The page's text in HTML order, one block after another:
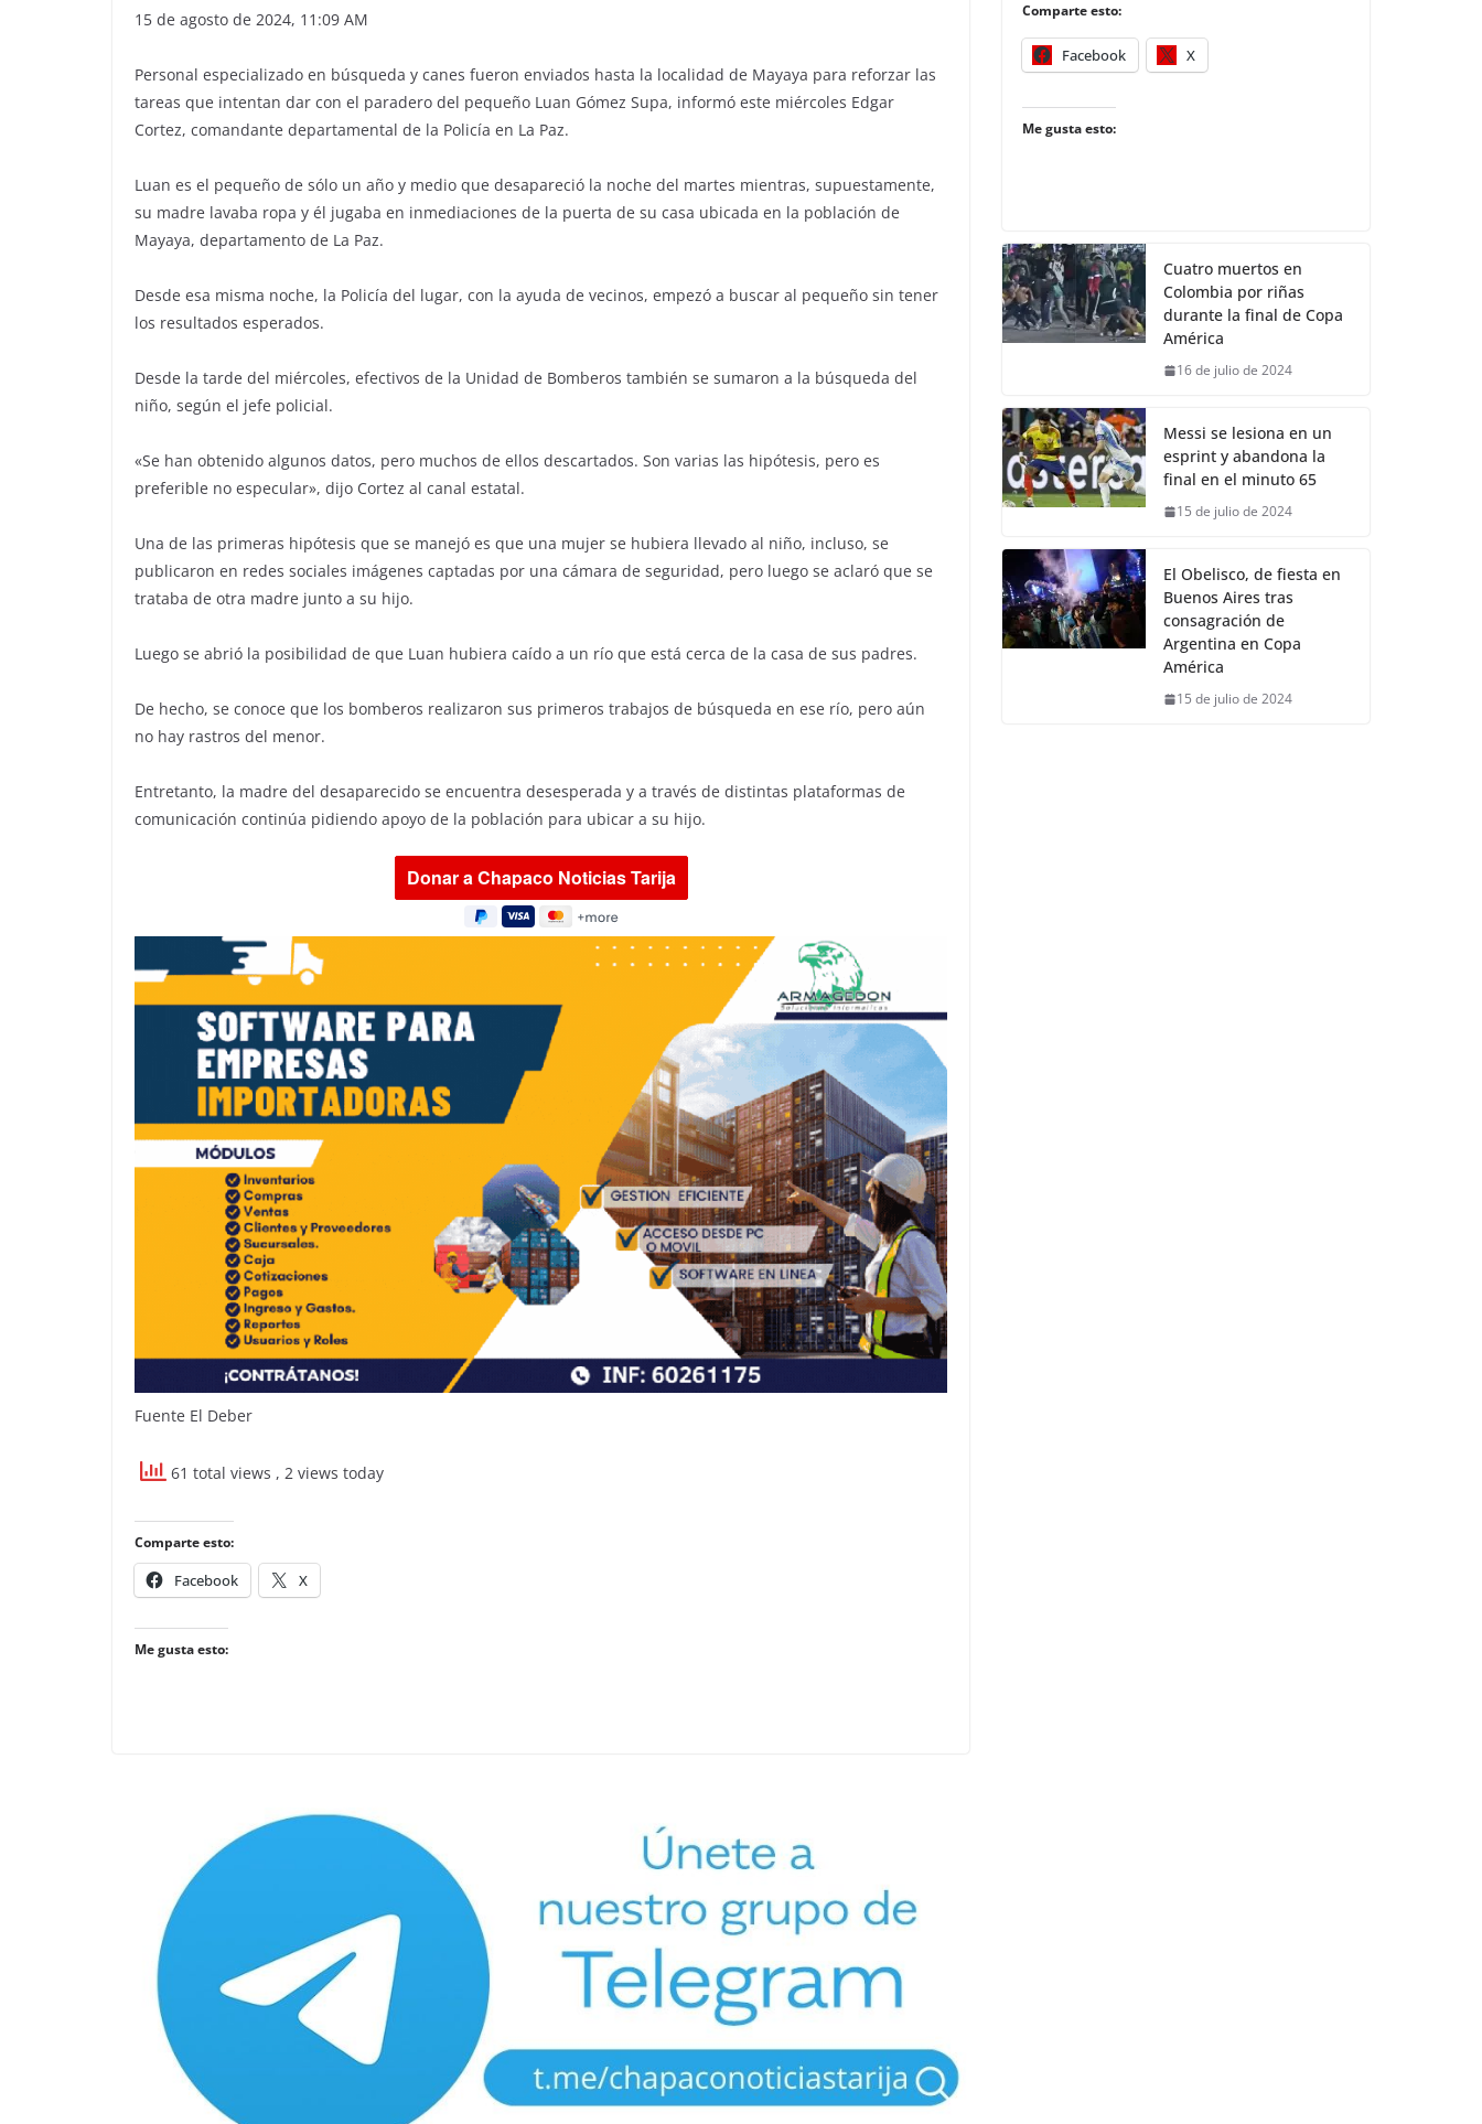
15 de agosto de 2024, 11:09 AM
Personal especializado en búsqueda y canes fueron enviados hasta la localidad de Mayaya para reforzar las
tareas que intentan dar con el paradero del pequeño Luan Gómez Supa, informó este miércoles Edgar
Cortez, comandante departamental de la Policía en La Paz.
Luan es el pequeño de sólo un año y medio que desapareció la noche del martes mientras, supuestamente,
su madre lavaba ropa y él jugaba en inmediaciones de la puerta de su casa ubicada en la población de
Mayaya, departamento de La Paz.
Desde esa misma noche, la Policía del lugar, con la ayuda de vecinos, empezó a buscar al pequeño sin tener
los resultados esperados.
Desde la tarde del miércoles, efectivos de la Unidad de Bomberos también se sumaron a la búsqueda del
niño, según el jefe policial.
«Se han obtenido algunos datos, pero muchos de ellos descartados. Son varias las hipótesis, pero es
preferible no especular», dijo Cortez al canal estatal.
Una de las primeras hipótesis que se manejó es que una mujer se hubiera llevado al niño, incluso, se
publicaron en redes sociales imágenes captadas por una cámara de seguridad, pero luego se aclaró que se
trataba de otra madre junto a su hijo.
Luego se abrió la posibilidad de que Luan hubiera caído a un río que está cerca de la casa de sus padres.
De hecho, se conoce que los bomberos realizaron sus primeros trabajos de búsqueda en ese río, pero aún
no hay rastros del menor.
Entretanto, la madre del desaparecido se encuentra desesperada y a través de distintas plataformas de
comunicación continúa pidiendo apoyo de la población para ubicar a su hijo.
Fuente El Deber
61 total views , 2 views today
Comparte esto:
Facebook X
Me gusta esto:
Comparte esto:
Facebook X
Me gusta esto:
Cuatro muertos en
Colombia por riñas
durante la final de Copa
América
16 de julio de 2024
Messi se lesiona en un
esprint y abandona la
final en el minuto 65
15 de julio de 2024
El Obelisco, de fiesta en
Buenos Aires tras
consagración de
Argentina en Copa
América
15 de julio de 2024